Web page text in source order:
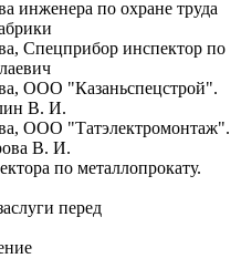
инженера по oхранe трудa
Спецприбор инспектор по
ООО "Казаньспецстрой".
В. И.
ООО "Татэлектромонтаж".
В. И.
по металлопрокату.
перед